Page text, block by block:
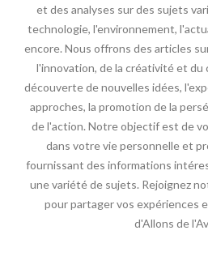
et des analyses sur des sujets
technologie, l'environnement,
encore. Nous offrons des articles
l'innovation, de la créativité et du
découverte de nouvelles idées,
approches, la promotion de la
de l'action. Notre objectif est de
dans votre vie personnelle et
fournissant des informations
une variété de sujets. Rejoignez
pour partager vos expériences
d'Allons de